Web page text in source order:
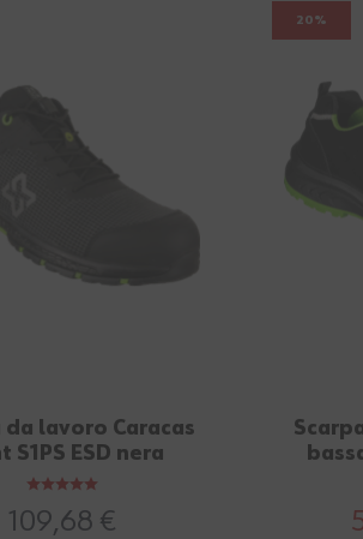
da lavoro Caracas
S1PS ESD nera
109,68 €
20%